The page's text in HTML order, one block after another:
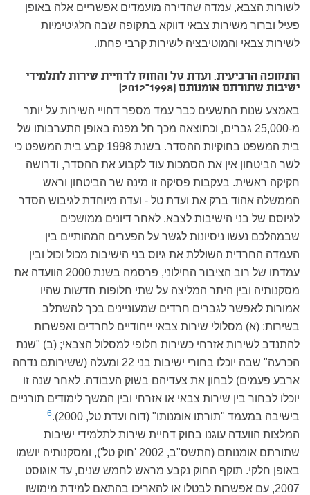
לשורות הצבא, עמדה שהדירה מועמדים אפשריים אלה באופן
פעיל וברור משירות צבאי דווקא בתקופה שבה הלגיטימיות
לשירות צבאי והמוטיבציה לשירות קרבי פחתו.
התקופה הרביעית: ועדת טל והחוק לדחיית שירות לתלמידי
ישיבות שתורתם אומנותם (1998–2012)
באמצע שנות התשעים כבר עמד מספר דחויי השירות על יותר
מ-25,000 גברים, וכתוצאה מכך חל מפנה באופן התערבותו של
בית המשפט בחוקיות ההסדר. בשנת 1998 קבע בית המשפט כי
לשר הביטחון אין את הסמכות עוד לקבוע את ההסדר, ודרושה
חקיקה ראשית. בעקבות פסיקה זו מינה שר הביטחון וראש
הממשלה אהוד ברק את ועדת טל - ועדה מיוחדת לגיבוש הסדר
לגיוסם של בני הישיבות לצבא. לאחר דיונים ממושכים
שבמהלכם נעשו ניסיונות לגשר על הפערים המהותיים בין
העמדה החרדית השוללת את גיוס בני הישיבות מכול וכול ובין
עמדתו של רוב הציבור החילוני, פרסמה בשנת 2000 הוועדה את
מסקנותיה ובין היתר המליצה על שתי חלופות חדשות שהיו
אמורות לאפשר לגברים חרדים שמעוניינים בכך להשתלב
בשירות: (א) מסלולי שירות צבאי ייחודיים לחרדים ואפשרות
להתנדב לשירות אזרחי כשירות חלופי למסלול הצבאי; (ב) "שנת
הכרעה" שבה יוכלו בחורי ישיבות בני 22 ומעלה (ששירותם נדחה
ארבע פעמים) לבחון את צעדיהם בשוק העבודה. לאחר שנה זו
יוכלו לבחור בין שירות צבאי או אזרחי ובין המשך לימודים תורניים
בישיבה במעמד "תורתו אומנותו" (דוח ועדת טל, 2000).
6
המלצות הוועדה עוגנו בחוק דחיית שירות לתלמידי ישיבות
שתורתם אומנותם (התשס"ב, 2002 'חוק טל'), ומסקנותיה יושמו
באופן חלקי. תוקף החוק נקבע מראש לחמש שנים, עד אוגוסט
2007, עם אפשרות לבטלו או להאריכו בהתאם למידת מימושו